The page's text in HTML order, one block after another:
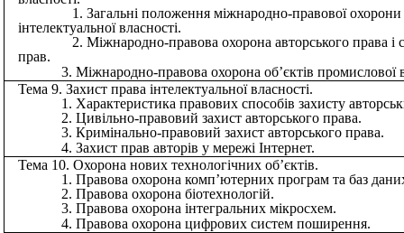
Загальні положення міжнародно-правової
інтелектуальної власності.
Міжнародно-правова охорона авторського права і
прав.
Міжнародно-правова охорона об’єктів промислової
Тема 9. Захист права інтелектуальної власності.
Характеристика правових способів захисту
Цивільно-правовий захист авторського права.
Кримінально-правовий захист авторського права.
Захист прав авторів у мережі Інтернет.
Тема 10. Охорона нових технологічних об’єктів.
Правова охорона комп’ютерних програм та баз
Правова охорона біотехнологій.
Правова охорона інтегральних мікросхем.
Правова охорона цифрових систем поширення.